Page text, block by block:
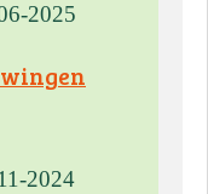
2025
2024